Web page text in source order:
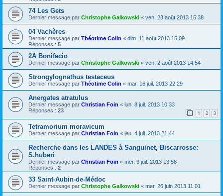
74 Les Gets
Dernier message par Christophe Galkowski « ven. 23 août 2013 15:38
04 Vachères
Dernier message par Théotime Colin « dim. 11 août 2013 15:09
Réponses : 5
2A Bonifacio
Dernier message par Christophe Galkowski « ven. 2 août 2013 14:54
Strongylognathus testaceus
Dernier message par Théotime Colin « mar. 16 juil. 2013 22:29
Anergates atratulus
Dernier message par Christian Foin « lun. 8 juil. 2013 10:33
Réponses : 23 1 2 3
Tetramorium moravicum
Dernier message par Christian Foin « jeu. 4 juil. 2013 21:44
Recherche dans les LANDES à Sanguinet, Biscarrosse:
S.huberi
Dernier message par Christian Foin « mer. 3 juil. 2013 13:58
Réponses : 2
33 Saint-Aubin-de-Médoc
Dernier message par Christophe Galkowski « mer. 26 juin 2013 11:01